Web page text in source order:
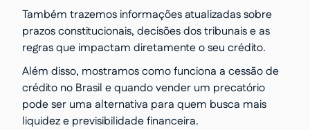
Também trazemos informações atualizadas sobre
prazos constitucionais, decisões dos tribunais e as
regras que impactam diretamente o seu crédito.
Além disso, mostramos como funciona a cessão de
crédito no Brasil e quando vender um precatório
pode ser uma alternativa para quem busca mais
liquidez e previsibilidade financeira.